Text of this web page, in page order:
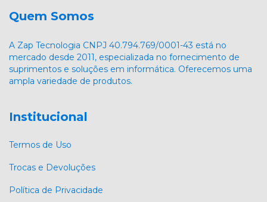
Quem Somos
A Zap Tecnologia CNPJ 40.794.769/0001-43 está no
mercado desde 2011, especializada no fornecimento de
suprimentos e soluções em informática. Oferecemos uma
ampla variedade de produtos.
Institucional
Termos de Uso
Trocas e Devoluções
Política de Privacidade